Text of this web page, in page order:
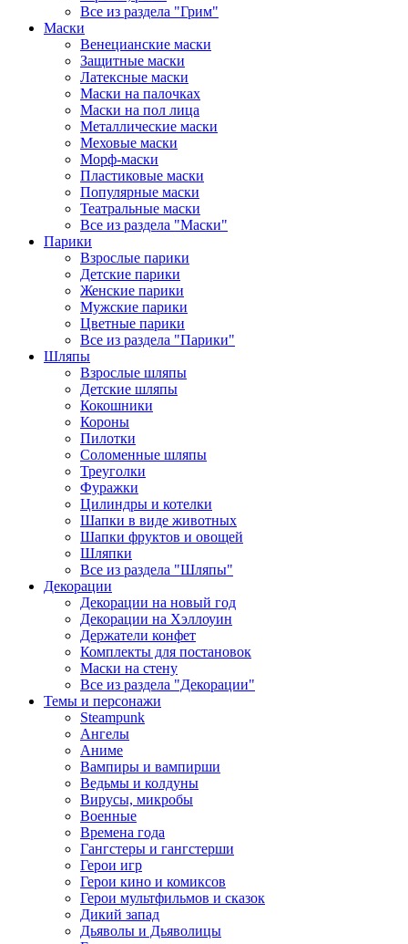
Все из раздела "Грим"
Маски
Венецианские маски
Защитные маски
Латексные маски
Маски на палочках
Маски на пол лица
Металлические маски
Меховые маски
Морф-маски
Пластиковые маски
Популярные маски
Театральные маски
Все из раздела "Маски"
Парики
Взрослые парики
Детские парики
Женские парики
Мужские парики
Цветные парики
Все из раздела "Парики"
Шляпы
Взрослые шляпы
Детские шляпы
Кокошники
Короны
Пилотки
Соломенные шляпы
Треуголки
Фуражки
Цилиндры и котелки
Шапки в виде животных
Шапки фруктов и овощей
Шляпки
Все из раздела "Шляпы"
Декорации
Декорации на новый год
Декорации на Хэллоуин
Держатели конфет
Комплекты для постановок
Маски на стену
Все из раздела "Декорации"
Темы и персонажи
Steampunk
Ангелы
Аниме
Вампиры и вампирши
Ведьмы и колдуны
Вирусы, микробы
Военные
Времена года
Гангстеры и гангстерши
Герои игр
Герои кино и комиксов
Герои мультфильмов и сказок
Дикий запад
Дьяволы и Дьяволицы